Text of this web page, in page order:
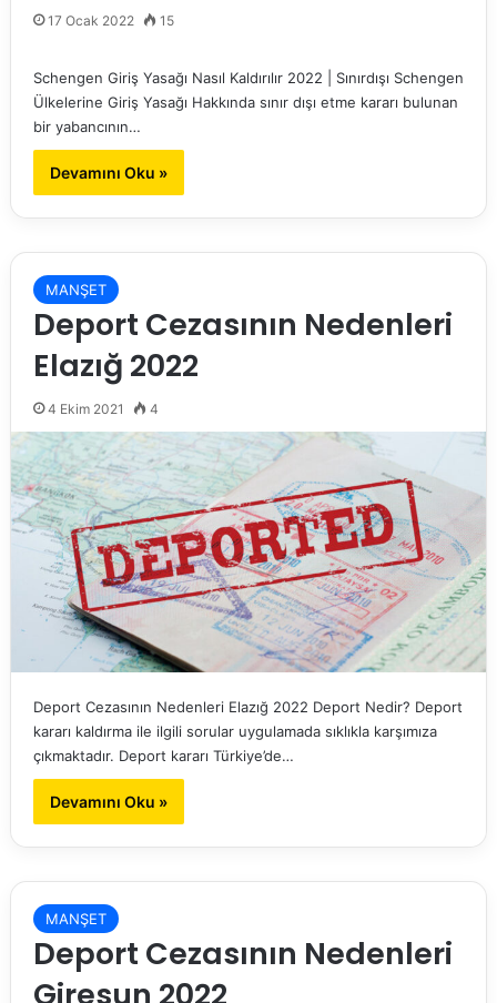
17 Ocak 2022 15
Schengen Giriş Yasağı Nasıl Kaldırılır 2022 | Sınırdışı Schengen
Ülkelerine Giriş Yasağı Hakkında sınır dışı etme kararı bulunan
bir yabancının…
Devamını Oku »
MANŞET
Deport Cezasının Nedenleri
Elazığ 2022
4 Ekim 2021 4
Deport Cezasının Nedenleri Elazığ 2022 Deport Nedir? Deport
kararı kaldırma ile ilgili sorular uygulamada sıklıkla karşımıza
çıkmaktadır. Deport kararı Türkiye’de…
Devamını Oku »
MANŞET
Deport Cezasının Nedenleri
Giresun 2022